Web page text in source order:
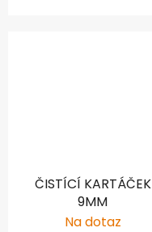
ČISTÍCÍ KARTÁČEK
9MM
Na dotaz